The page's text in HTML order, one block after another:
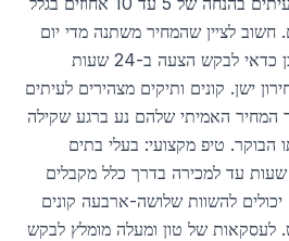
חשוב לציין שהמחיר משתנה מדי יום
בהתאם לתנודות LME, ולכן כדאי לבקש הצעה ב-24 שעות
ישן. קונים ותיקים מצהירים לעיתים
המחיר האמיתי שלהם נע ברגע שקילה
הבוקר. טיפ מקצועי: בעלי בתים
שיכולים לחכות 48 עד 72 שעות עד למכירה בדרך כלל מקבלים
להשוות שלושה-ארבעה קונים
לעסקאות של טון ומעלה מומלץ לבקש